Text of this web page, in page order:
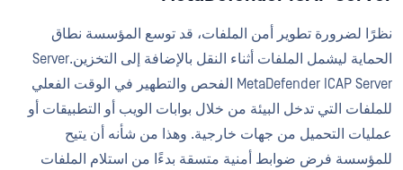
نظرًا لضرورة تطوير أمن الملفات، قد توسع المؤسسة نطاق
الحماية ليشمل الملفات أثناء النقل بالإضافة إلى التخزين.Server
MetaDefender ICAP Server الفحص والتطهير في الوقت الفعلي
للملفات التي تدخل البيئة من خلال بوابات الويب أو التطبيقات أو
عمليات التحميل من جهات خارجية. وهذا من شأنه أن يتيح
للمؤسسة فرض ضوابط أمنية متسقة بدءًا من استلام الملفات